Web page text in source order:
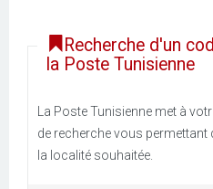
Recherche d'un
la Poste Tunisienne
La Poste Tunisienne met à
de recherche vous
la localité souhaitée.